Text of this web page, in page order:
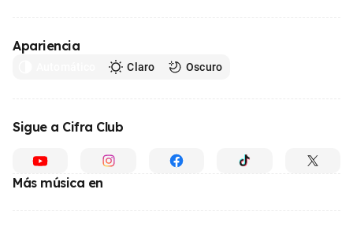
Apariencia
Claro Oscuro
Sigue a Cifra Club
Más música en